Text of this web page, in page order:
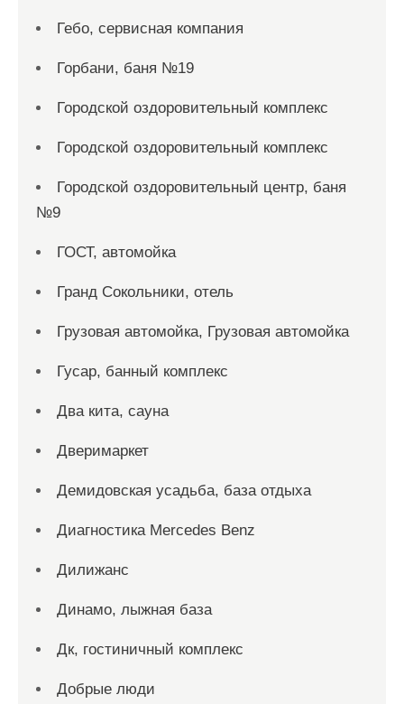
Гебо, сервисная компания
Горбани, баня №19
Городской оздоровительный комплекс
Городской оздоровительный комплекс
Городской оздоровительный центр, баня
№9
ГОСТ, автомойка
Гранд Сокольники, отель
Грузовая автомойка, Грузовая автомойка
Гусар, банный комплекс
Два кита, сауна
Дверимаркет
Демидовская усадьба, база отдыха
Диагностика Mercedes Benz
Дилижанс
Динамо, лыжная база
Дк, гостиничный комплекс
Добрые люди